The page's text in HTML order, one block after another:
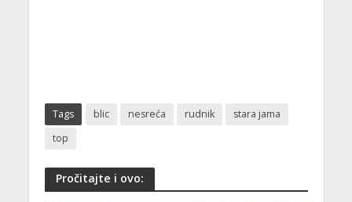
Tags blic nesreća rudnik
stara jama
top
Pročitajte i ovo: